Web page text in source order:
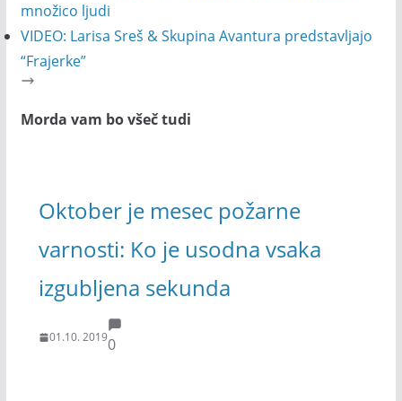
množico ljudi
VIDEO: Larisa Sreš & Skupina Avantura predstavljajo
“Frajerke”
Morda vam bo všeč tudi
Oktober je mesec požarne
varnosti: Ko je usodna vsaka
izgubljena sekunda
01.10. 20190